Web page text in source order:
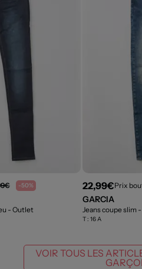
-50%
- Outlet
22,99€Prix
GARCIA
Jeans coupe slim
T :16 A
VOIR TOUS LES